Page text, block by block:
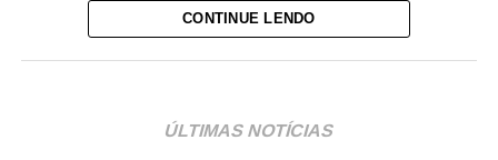
concurso estimulou estudantes e escolas a refletirem
— Em um ano de eleições gerais, a expressiva
CONTINUE LENDO
ÚLTIMAS NOTÍCIAS